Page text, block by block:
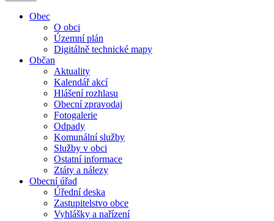
Obec
O obci
Územní plán
Digitálně technické mapy
Občan
Aktuality
Kalendář akcí
Hlášení rozhlasu
Obecní zpravodaj
Fotogalerie
Odpady
Komunální služby
Služby v obci
Ostatní informace
Ztáty a nálezy
Obecní úřad
Úřední deska
Zastupitelstvo obce
Vyhlášky a nařízení